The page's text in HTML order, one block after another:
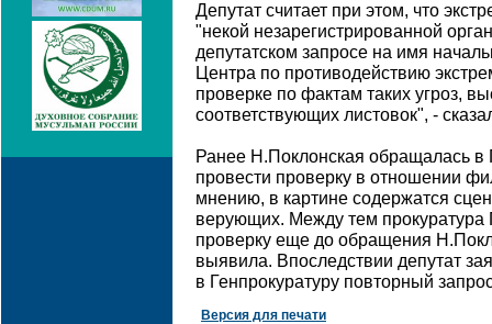
Депутат считает при этом, что
"некой незарегистрированной
депутатском запросе на имя
Центра по противодействию
проверке по фактам таких угроз,
соответствующих листовок", -
Ранее Н.Поклонская обращалась в
провести проверку в отношении
мнению, в картине содержатся
верующих. Между тем прокуратура
проверку еще до обращения
выявила. Впоследствии депутат
в Генпрокуратуру повторный
Версия для печати